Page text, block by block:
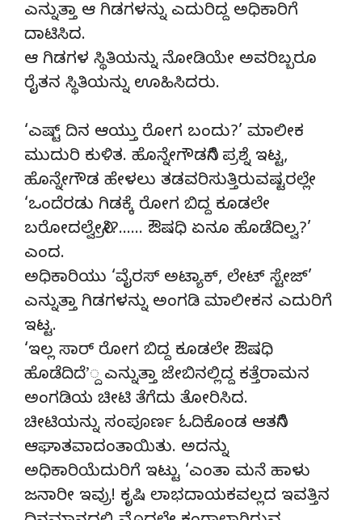
ಎನ್ನುತ್ತಾ ಆ ಗಿಡಗಳನ್ನು ಎದುರಿದ್ದ ಅಧಿಕಾರಿಗೆ
ದಾಟಿಸಿದ.
ಆ ಗಿಡಗಳ ಸ್ಥಿತಿಯನ್ನು ನೋಡಿಯೇ ಅವರಿಬ್ಬರೂ
ರೈತನ ಸ್ಥಿತಿಯನ್ನು ಊಹಿಸಿದರು.
‘ಎಷ್ಟ್ ದಿನ ಆಯ್ತು ರೋಗ ಬಂದು?’ ಮಾಲೀಕ
ಮುದುರಿ ಕುಳಿತ. ಹೊನ್ನೇಗೌಡನಿಗೆ ಪ್ರಶ್ನೆ ಇಟ್ಟ,
ಹೊನ್ನೇಗೌಡ ಹೇಳಲು ತಡವರಿಸುತ್ತಿರುವಷ್ಟರಲ್ಲೇ
‘ಒಂದೆರಡು ಗಿಡಕ್ಕೆ ರೋಗ ಬಿದ್ದ ಕೂಡಲೇ
ಬರೋದಲ್ವೇನ್ರೀ?…… ಔಷಧಿ ಏನೂ ಹೊಡೆದಿಲ್ವ?’
ಎಂದ.
ಅಧಿಕಾರಿಯು ‘ವೈರಸ್ ಅಟ್ಯಾಕ್, ಲೇಟ್ ಸ್ಟೇಜ್’
ಎನ್ನುತ್ತಾ ಗಿಡಗಳನ್ನು ಅಂಗಡಿ ಮಾಲೀಕನ ಎದುರಿಗೆ
ಇಟ್ಟ.
‘ಇಲ್ಲ ಸಾರ್ ರೋಗ ಬಿದ್ದ ಕೂಡಲೇ ಔಷಧಿ
ಹೊಡೆದಿದೆ’್ದ ಎನ್ನುತ್ತಾ ಜೇಬಿನಲ್ಲಿದ್ದ ಕತ್ತೆರಾಮನ
ಅಂಗಡಿಯ ಚೀಟಿ ತೆಗೆದು ತೋರಿಸಿದ.
ಚೀಟಿಯನ್ನು ಸಂಪೂರ್ಣ ಓದಿಕೊಂಡ ಆತನಿಗೆ
ಆಘಾತವಾದಂತಾಯಿತು. ಅದನ್ನು
ಅಧಿಕಾರಿಯೆದುರಿಗೆ ಇಟ್ಟು ‘ಎಂತಾ ಮನೆ ಹಾಳು
ಜನಾರೀ ಇವ್ರು! ಕೃಷಿ ಲಾಭದಾಯಕವಲ್ಲದ ಇವತ್ತಿನ